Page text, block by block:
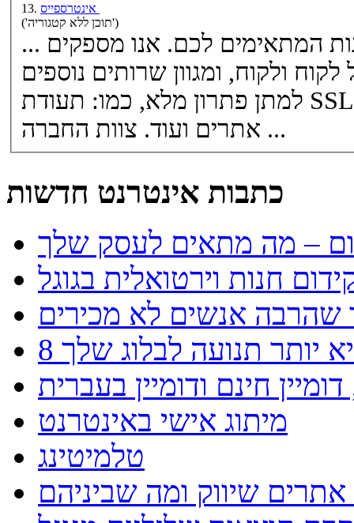
13.
('תוכן ללא קטגוריה')
... אצלנו תוכלו למצוא את הפתרונות המתאימים לכם. אנו מספקים
חבילות איחסון מתאימות לכל לקוח ולקוח, ומגוון שרותים נוספים
SSL
אתרים ועוד. צוות החברה ...
כתבות אינטרנט חדשות
חנות וירטואלית בגוגל
יותר תנועה לבלוג שלך
חינם ודומיין בעברית
מיתוג אישי באינטרנט
טלמיטינג
אתרים שיווק ומה שביניהם